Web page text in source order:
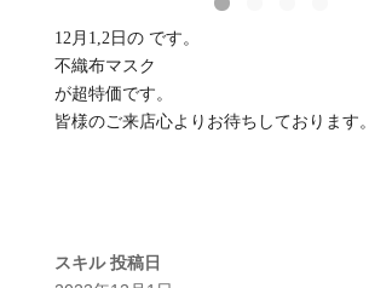
12月1,2日の です。
不織布マスク
が超特価です。
皆様のご来店心よりお待ちしております。
スキル 投稿日